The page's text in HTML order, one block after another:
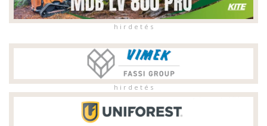
h i r d e t é s
h i r d e t é s